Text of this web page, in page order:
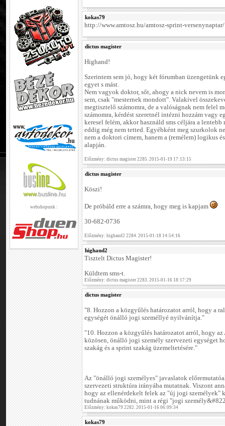
webshopunk :
kokas79
http://www.amtosz.hu/amtosz-sprint-versenynaptar/
dictus magister
Highand!
Szerintem sem jó, hogy két fórumban üzengetünk
egyet s mást.
Nem vagyok doktor, sőt, ahogy a nick nevem is
sem, csak "mesternek mondott". Valakivel
megtisztelő számomra, de a valóságnak nem felel
számomra, kérdést szeretnél intézni hozzám vagy
keresel felém, akkor használd sms céljára a lentebb
eddig még nem tetted. Egyébként meg szurkolok
nem a doktori címem, hanem a (remélem) logikus
alapján.
Előzmény: dictus magister 2285. 2015-01-19 17:13:15
dictus magister
Köszi!
De próbáld erre a számra, hogy meg is kapjam
30-682-0736
Előzmény: highand2 2284. 2015-01-18 14:54:16
highand2
Tisztelt Dictus Magister!
Küldtem sms-t.
Előzmény: dictus magister 2283. 2015-01-16 18:17:29
dictus magister
"8. Hozzon a közgyűlés határozatot arról, hogy a
egységét önálló jogi személlyé nyilvánítja."
"10. Hozzon a közgyűlés határozatot arról, hogy
közösen, önálló jogi személy szervezeti egységet
szakág és a sprint szakág üzemeltetésére."
Az "önálló jogi személyes" javaslatok
szervezeti struktúra irányába mutatnak. Viszont
hogy az ellenérdekelt felek az "új jogi személyek"
tudnának működni, mint a régi "jogi
Előzmény: kokas79 2282. 2015-01-16 06:09:34
kokas79